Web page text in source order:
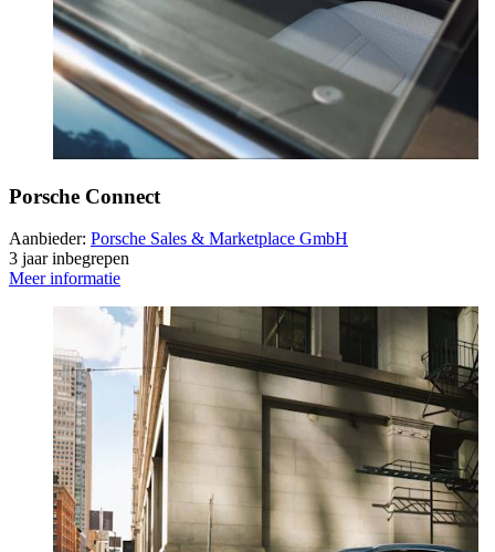
Porsche Connect
Aanbieder: Porsche Sales & Marketplace GmbH
3 jaar inbegrepen
Meer informatie